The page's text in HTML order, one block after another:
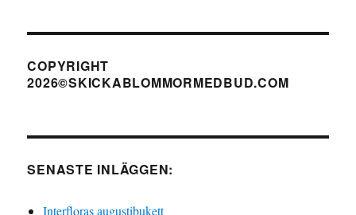
COPYRIGHT
2026©SKICKABLOMMORMEDBUD.COM
SENASTE INLÄGGEN:
Interfloras augustibukett